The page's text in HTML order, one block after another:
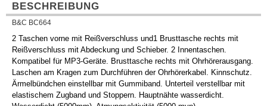
BESCHREIBUNG
B&C BC664
2 Taschen vorne mit Reißverschluss und1 Brusttasche rechts mit
Reißverschluss mit Abdeckung und Schieber. 2 Innentaschen.
Kompatibel für MP3-Geräte. Brusttasche rechts mit Ohrhörerausgang.
Laschen am Kragen zum Durchführen der Ohrhörerkabel. Kinnschutz.
Ärmelbündchen einstellbar mit Gummiband. Unterteil verstellbar mit
elastischem Zugband und Stoppern. Hauptnähte wasserdicht.